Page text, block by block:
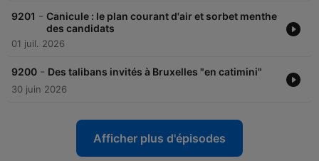
9201 - Canicule : le plan courant d'air et sorbet menthe
des candidats
01 juil. 2026
9200 - Des talibans invités à Bruxelles "en catimini"
30 juin 2026
Afficher plus d'épisodes